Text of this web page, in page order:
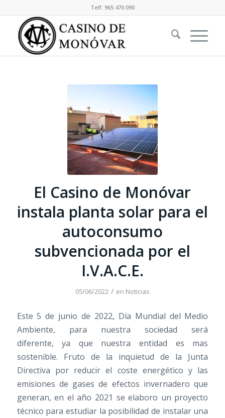
Telf: 965 470 090
El Casino de Monóvar
instala planta solar para el
autoconsumo
subvencionada por el
I.V.A.C.E.
05/06/2022 / en Noticias
Este 5 de junio de 2022, Día Mundial del Medio
Ambiente, para nuestra sociedad será
diferente, ya que nuestra entidad es mas
sostenible. Fruto de la inquietud de la Junta
Directiva por reducir el coste energético y las
emisiones de gases de efectos invernadero que
generan, en el año 2021 se elaboro un proyecto
técnico para estudiar la posibilidad de instalar una